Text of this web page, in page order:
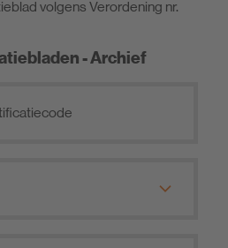
volgens Verordening nr.
- Archief